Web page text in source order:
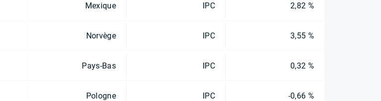
Mexique IPC 2,82 %
Norvège IPC 3,55 %
Pays-Bas IPC 0,32 %
Pologne IPC -0,66 %